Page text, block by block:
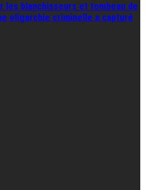
les blanchisseurs et tombeau de
oligarchie criminelle a capturé